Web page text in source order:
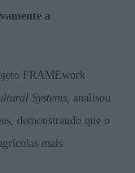
a
FRAMEwork
Systems , analisou
demonstrando que o
mais